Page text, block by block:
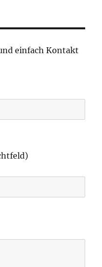
einfach Kontakt